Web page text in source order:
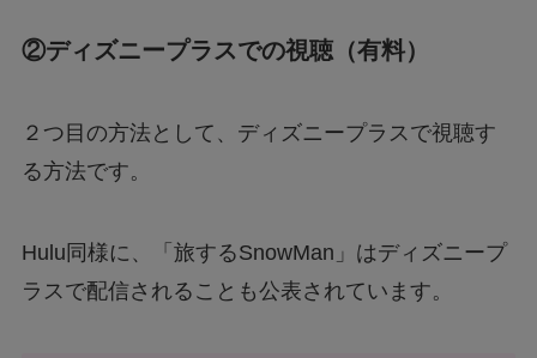
②ディズニープラスでの視聴（有料）
２つ目の方法として、ディズニープラスで視聴す
る方法です。
Hulu同様に、「旅するSnowMan」はディズニープ
ラスで配信されることも公表されています。